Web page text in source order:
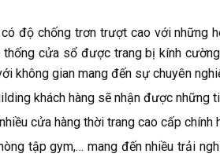
độ chống trơn trượt cao với những
thống cửa sổ được trang bị kính
không gian mang đến sự chuyên
khách hàng sẽ nhận được những
cửa hàng thời trang cao cấp chính
tập gym,… mang đến nhiều trải